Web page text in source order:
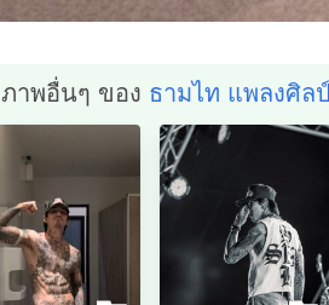
ภาพอื่นๆ ของ ธามไท แพลงศิลป์